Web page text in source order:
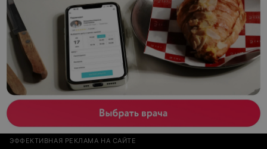
ЭФФЕКТИВНАЯ РЕКЛАМА НА САЙТЕ